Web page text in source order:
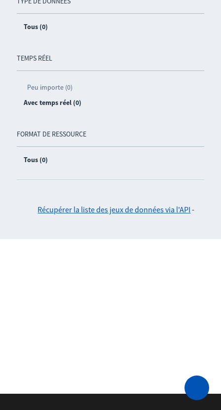
Tous (0)
TEMPS RÉEL
Peu importe (0)
Avec temps réel (0)
FORMAT DE RESSOURCE
Tous (0)
Récupérer la liste des jeux de données via l'API -